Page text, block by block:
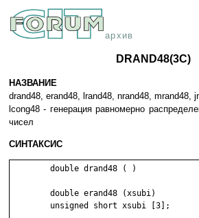
архив
DRAND48(3C)
НАЗВАНИЕ
drand48, erand48, lrand48, nrand48, mrand48,
lcong48 - генерация равномерно
чисел
СИНТАКСИС